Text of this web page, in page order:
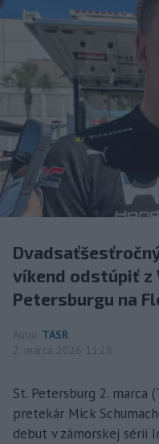
víkend odstúpiť z
Petersburgu na
Autor TASR
2. marca 2026 11:28
St. Petersburg 2. marca
pretekár Mick
debut v zámorskej sérii